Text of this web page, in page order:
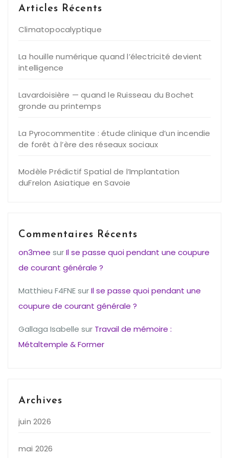
Articles Récents
Climatopocalyptique
La houille numérique quand l’électricité devient
intelligence
Lavardoisière — quand le Ruisseau du Bochet
gronde au printemps
La Pyrocommentite : étude clinique d’un incendie
de forêt à l’ère des réseaux sociaux
Modèle Prédictif Spatial de l’Implantation
duFrelon Asiatique en Savoie
Commentaires Récents
on3mee surIl se passe quoi pendant une coupure
de courant générale ?
Matthieu F4FNEsurIl se passe quoi pendant une
coupure de courant générale ?
Gallaga Isabelle sur Travail de mémoire :
Métaltemple & Former
Archives
juin 2026
mai 2026